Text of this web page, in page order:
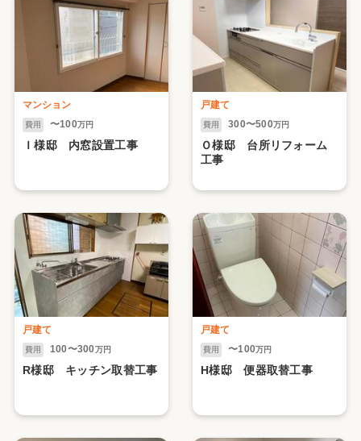
マンション
費用 〜100万円
Ｉ様邸 内窓設置工事
戸建て
費用 300〜500万円
Ｏ様邸 台所リフォーム
工事
戸建て
費用 100〜300万円
R様邸 キッチン取替工事
戸建て
費用 〜100万円
H様邸 便器取替工事